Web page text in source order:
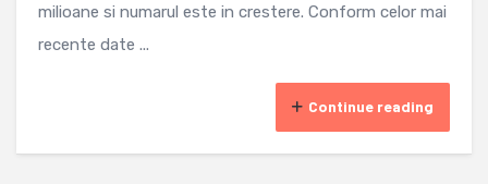
milioane si numarul este in crestere. Conform celor mai
recente date ...
Continue reading